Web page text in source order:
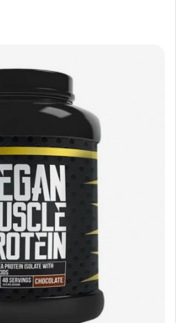
Vegan Muscle Protein,